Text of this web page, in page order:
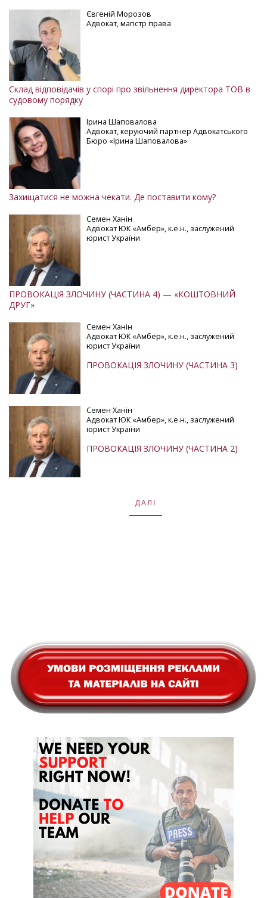
Євгеній Морозов
Адвокат, магістр права
Склад відповідачів у спорі про звільнення директора ТОВ в
судовому порядку
Ірина Шаповалова
Адвокат, керуючий партнер Адвокатського
Бюро «Ірина Шаповалова»
Захищатися не можна чекати. Де поставити кому?
Семен Ханін
Адвокат ЮК «Амбер», к.е.н., заслужений
юрист України
ПРОВОКАЦІЯ ЗЛОЧИНУ (ЧАСТИНА 4) — «КОШТОВНИЙ
ДРУГ»
Семен Ханін
Адвокат ЮК «Амбер», к.е.н., заслужений
юрист України
ПРОВОКАЦІЯ ЗЛОЧИНУ (ЧАСТИНА 3)
Семен Ханін
Адвокат ЮК «Амбер», к.е.н., заслужений
юрист України
ПРОВОКАЦІЯ ЗЛОЧИНУ (ЧАСТИНА 2)
ДАЛІ